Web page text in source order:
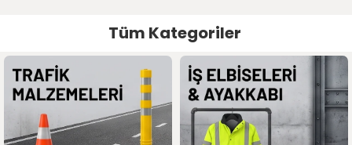
Tüm Kategoriler